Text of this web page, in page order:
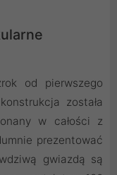
od pierwszego
została
w całości z
prezentować
gwiazdą są